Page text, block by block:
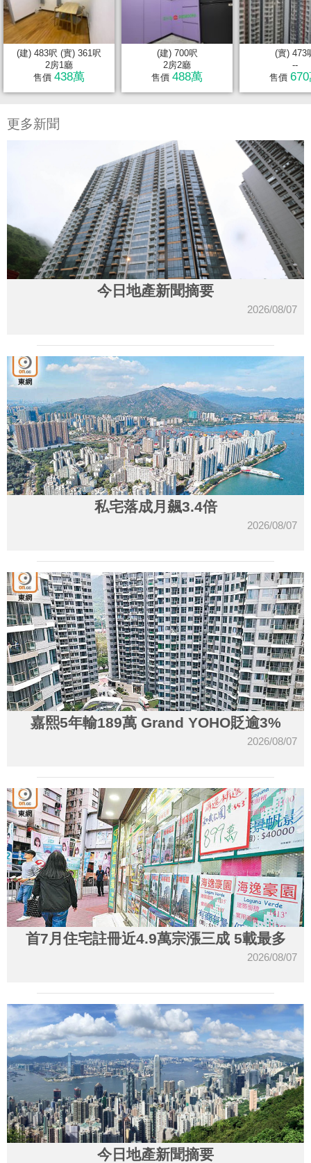
(建) 483呎 (實) 361呎
2房1廳
售價 438萬
(建) 700呎
2房2廳
售價 488萬
(實) 473
--
售價
更多新聞
今日地產新聞摘要
2026/08/07
私宅落成月飆3.4倍
2026/08/07
嘉熙5年輸189萬 Grand YOHO貶逾3%
2026/08/07
首7月住宅註冊近4.9萬宗漲三成 5載最多
2026/08/07
今日地產新聞摘要